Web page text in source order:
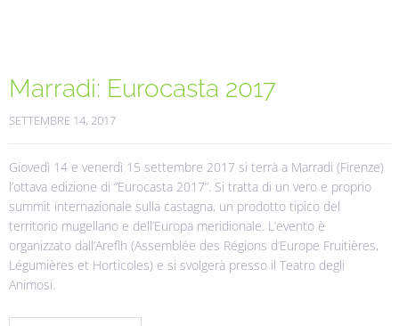
Marradi: Eurocasta 2017
SETTEMBRE 14, 2017
Giovedì 14 e venerdì 15 settembre 2017 si terrà a Marradi (Firenze)
l’ottava edizione di “Eurocasta 2017”. Si tratta di un vero e proprio
summit internazionale sulla castagna, un prodotto tipico del
territorio mugellano e dell’Europa meridionale. L’evento è
organizzato dall’Areflh (Assemblée des Régions d’Europe Fruitières,
Légumières et Horticoles) e si svolgerà presso il Teatro degli
Animosi.